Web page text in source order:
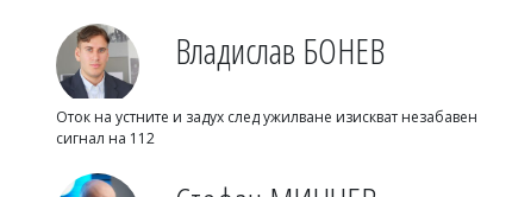
Владислав БОНЕВ
Оток на устните и задух след ужилване изискват незабавен
сигнал на 112